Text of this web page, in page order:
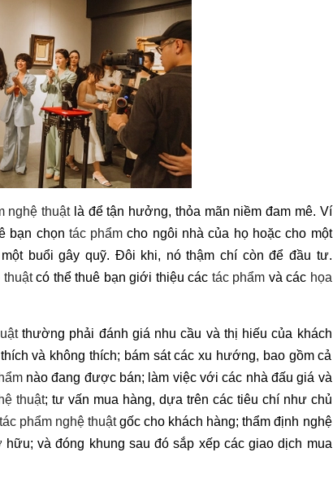
nghệ thuậtlà để tận hưởng, thỏa mãn niềm đam mê. Ví
bạn chọn tác phẩm cho ngôi nhà của họ hoặc cho một
buổi gây quỹ. Đôi khi, nó thậm chí còn để đầu tư.
thuậtcó thể thuê bạn giới thiệu các tác phẩm và các họa
thường phải đánh giá nhu cầu và thị hiếu của khách
và không thích; bám sát các xu hướng, bao gồm cả
nào đang được bán; làm việc với các nhà đấu giá và
thuật; tư vấn mua hàng, dựa trên các tiêu chí như chủ
tác phẩm nghệ thuậtgốc cho khách hàng; thẩm định nghệ
và đóng khung sau đó sắp xếp các giao dịch mua